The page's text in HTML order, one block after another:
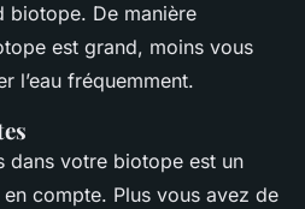
biotope. De manière
est grand, moins vous
l’eau fréquemment.
dans votre biotope est un
compte. Plus vous avez de